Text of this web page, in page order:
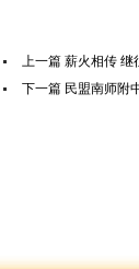
上一篇 薪火相传
下一篇 民盟南师附